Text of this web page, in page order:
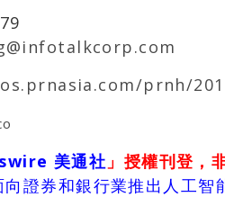
prnh/
美通社 」授權刊登，
向證券和銀行業推出人工